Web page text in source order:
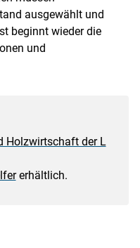
ausgewählt und
beginnt wieder die
und
Holzwirtschaft der L
erhältlich.